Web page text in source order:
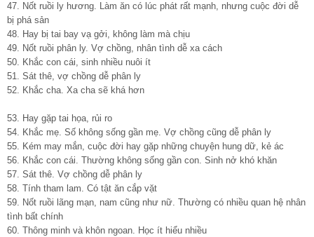
47. Nốt ruồi ly hương. Làm ăn có lúc phát rất mạnh, nhưng cuộc đời dễ
bị phá sản
48. Hay bị tai bay vạ gởi, không làm mà chịu
49. Nốt ruồi phân ly. Vợ chồng, nhân tình dễ xa cách
50. Khắc con cái, sinh nhiều nuôi ít
51. Sát thê, vợ chồng dễ phân ly
52. Khắc cha. Xa cha sẽ khá hơn
53. Hay gặp tai họa, rủi ro
54. Khắc mẹ. Số không sống gần mẹ. Vợ chồng cũng dễ phân ly
55. Kém may mắn, cuộc đời hay gặp những chuyện hung dữ, kẻ ác
56. Khắc con cái. Thường không sống gần con. Sinh nở khó khăn
57. Sát thê. Vợ chồng dễ phân ly
58. Tính tham lam. Có tật ăn cắp vặt
59. Nốt ruồi lãng mạn, nam cũng như nữ. Thường có nhiều quan hệ nhân
tình bất chính
60. Thông minh và khôn ngoan. Học ít hiểu nhiều